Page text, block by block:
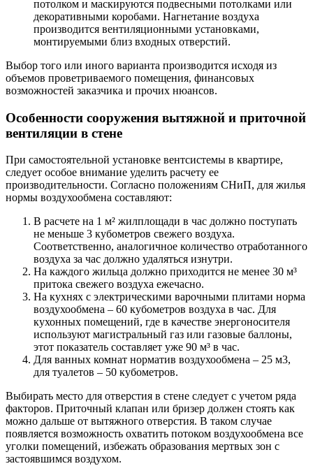
потолком и маскируются подвесными потолками или
декоративными коробами. Нагнетание воздуха
производится вентиляционными установками,
монтируемыми близ входных отверстий.
Выбор того или иного варианта производится исходя из
объемов проветриваемого помещения, финансовых
возможностей заказчика и прочих нюансов.
Особенности сооружения вытяжной и приточной
вентиляции в стене
При самостоятельной установке вентсистемы в квартире,
следует особое внимание уделить расчету ее
производительности. Согласно положениям СНиП, для жилья
нормы воздухообмена составляют:
В расчете на 1 м² жилплощади в час должно поступать
не меньше 3 кубометров свежего воздуха.
Соответственно, аналогичное количество отработанного
воздуха за час должно удаляться изнутри.
На каждого жильца должно приходится не менее 30 м³
притока свежего воздуха ежечасно.
На кухнях с электрическими варочными плитами норма
воздухообмена – 60 кубометров воздуха в час. Для
кухонных помещений, где в качестве энергоносителя
используют магистральный газ или газовые баллоны,
этот показатель составляет уже 90 м³ в час.
Для ванных комнат норматив воздухообмена – 25 м3,
для туалетов – 50 кубометров.
Выбирать место для отверстия в стене следует с учетом ряда
факторов. Приточный клапан или бризер должен стоять как
можно дальше от вытяжного отверстия. В таком случае
появляется возможность охватить потоком воздухообмена все
уголки помещений, избежать образования мертвых зон с
застоявшимся воздухом.